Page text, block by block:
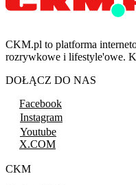
CKM.pl to platforma
rozrywkowe i lifestyle'owe.
DOŁĄCZ DO NAS
Facebook
Instagram
Youtube
X.COM
CKM